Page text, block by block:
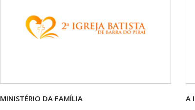
MINISTÉRIO DA FAMÍLIA A